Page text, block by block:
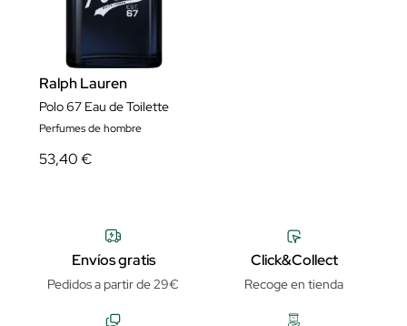
Ralph Lauren
Polo 67 Eau de Toilette
Perfumes de hombre
53,40 €
Envíos gratis
Pedidos a partir de 29€
Click&Collect
Recoge en tienda